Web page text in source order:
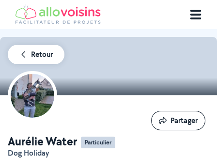
Retour
Aurélie Water Particulier
Dog Holiday
Partager
Partager